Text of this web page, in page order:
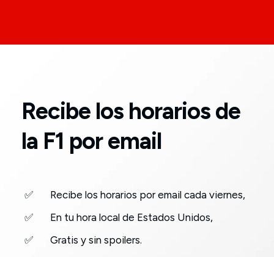
Recibe los horarios de
la F1 por email
✅
Recibe los horarios por email cada viernes,
✅
En tu hora local de Estados Unidos,
✅
Gratis y sin spoilers.